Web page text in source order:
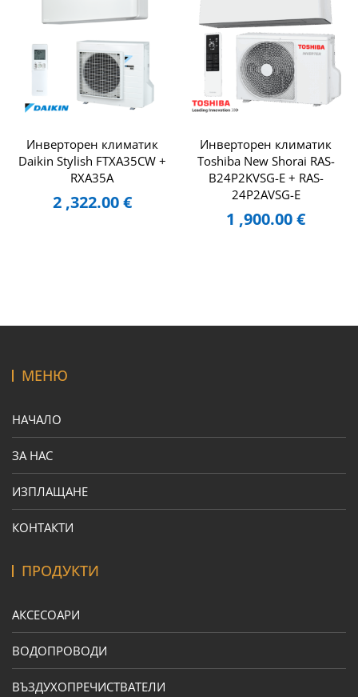
Инверторен климатик
Daikin Stylish FTXA35CW +
RXA35A
2 ,322.00€
Инверторен климатик
Toshiba New Shorai RAS-
B24P2KVSG-E + RAS-
24P2AVSG-E
1 ,900.00€
МЕНЮ
НАЧАЛО
ЗА НАС
ИЗПЛАЩАНЕ
КОНТАКТИ
ПРОДУКТИ
АКСЕСОАРИ
ВОДОПРОВОДИ
ВЪЗДУХОПРЕЧИСТВАТЕЛИ